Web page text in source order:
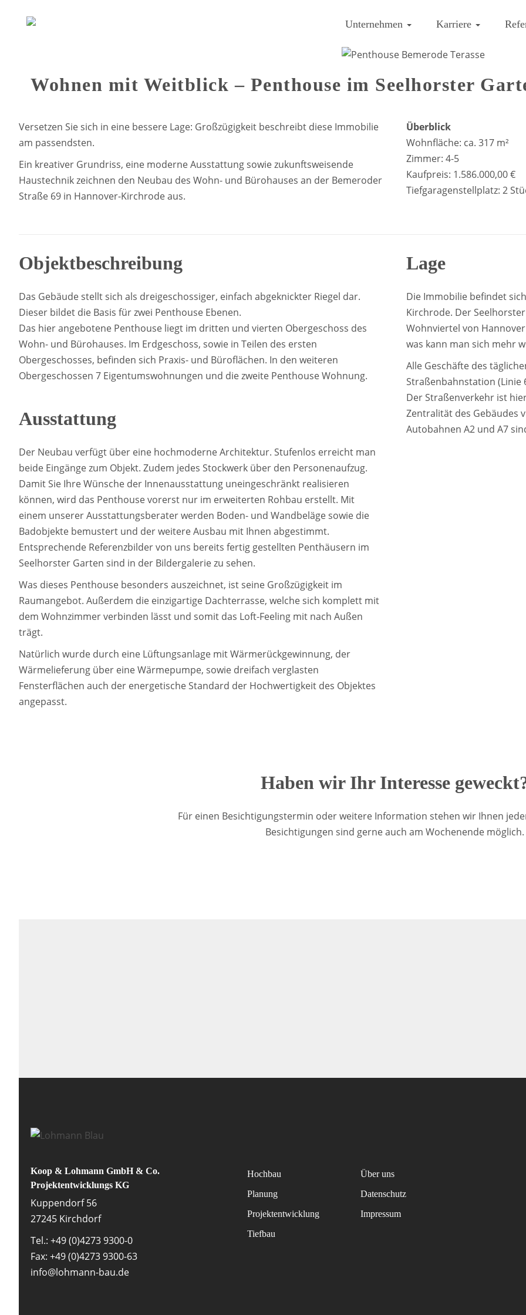
Unternehmen Karriere
Wohnen mit Weitblick – Penthouse im Seelhorster
Versetzen Sie sich in eine bessere Lage: Großzügigkeit beschreibt diese Immobilie
am passendsten.
Ein kreativer Grundriss, eine moderne Ausstattung sowie zukunftsweisende
Haustechnik zeichnen den Neubau des Wohn- und Bürohauses an der Bemeroder
Straße 69 in Hannover-Kirchrode aus.
Überblick
Wohnfläche: ca. 317 m²
Zimmer: 4-5
Kaufpreis: 1.586.000,00 €
Tiefgaragenstellplatz: 2
Objektbeschreibung
Das Gebäude stellt sich als dreigeschossiger, einfach abgeknickter Riegel dar.
Dieser bildet die Basis für zwei Penthouse Ebenen.
Das hier angebotene Penthouse liegt im dritten und vierten Obergeschoss des
Wohn- und Bürohauses. Im Erdgeschoss, sowie in Teilen des ersten
Obergeschosses, befinden sich Praxis- und Büroflächen. In den weiteren
Obergeschossen 7 Eigentumswohnungen und die zweite Penthouse Wohnung.
Ausstattung
Der Neubau verfügt über eine hochmoderne Architektur. Stufenlos erreicht man
beide Eingänge zum Objekt. Zudem jedes Stockwerk über den Personenaufzug.
Damit Sie Ihre Wünsche der Innenausstattung uneingeschränkt realisieren
können, wird das Penthouse vorerst nur im erweiterten Rohbau erstellt. Mit
einem unserer Ausstattungsberater werden Boden- und Wandbeläge sowie die
Badobjekte bemustert und der weitere Ausbau mit Ihnen abgestimmt.
Entsprechende Referenzbilder von uns bereits fertig gestellten Penthäusern im
Seelhorster Garten sind in der Bildergalerie zu sehen.
Was dieses Penthouse besonders auszeichnet, ist seine Großzügigkeit im
Raumangebot. Außerdem die einzigartige Dachterrasse, welche sich komplett mit
dem Wohnzimmer verbinden lässt und somit das Loft-Feeling mit nach Außen
trägt.
Natürlich wurde durch eine Lüftungsanlage mit Wärmerückgewinnung, der
Wärmelieferung über eine Wärmepumpe, sowie dreifach verglasten
Fensterflächen auch der energetische Standard der Hochwertigkeit des Objektes
angepasst.
Lage
Die Immobilie befindet
Kirchrode. Der
Wohnviertel von
was kann man sich mehr
Alle Geschäfte des
Straßenbahnstation (Linie
Der Straßenverkehr ist
Zentralität des Gebäudes
Autobahnen A2 und A7
Haben wir Ihr Interesse
Für einen Besichtigungstermin oder weitere Information stehen wir Ihnen
Besichtigungen sind gerne auch am Wochenende möglich.
Koop & Lohmann GmbH & Co.
Projektentwicklungs KG
Kuppendorf 56
27245 Kirchdorf
Tel.: +49 (0)4273 9300-0
Fax: +49 (0)4273 9300-63
info@lohmann-bau.de
Hochbau
Planung
Projektentwicklung
Tiefbau
Über uns
Datenschutz
Impressum